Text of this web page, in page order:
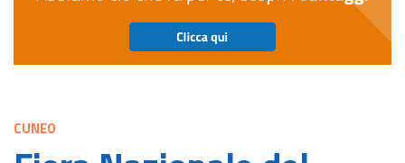
CUNEO